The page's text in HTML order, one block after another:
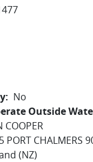
No
Outside
COOPER
PORT CHALMERS
(NZ)